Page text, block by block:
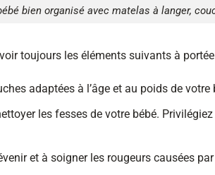
bien organisé avec matelas à langer,
toujours les éléments suivants à
adaptées à l’âge et au poids de votre
les fesses de votre bébé.
et à soigner les rougeurs causées